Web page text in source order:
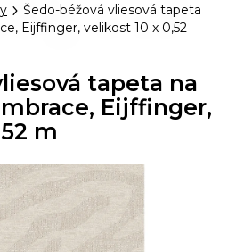
Šedo-béžová vliesová tapeta
Eijffinger, velikost 10 x 0,52
tapeta na
Eijffinger,
m